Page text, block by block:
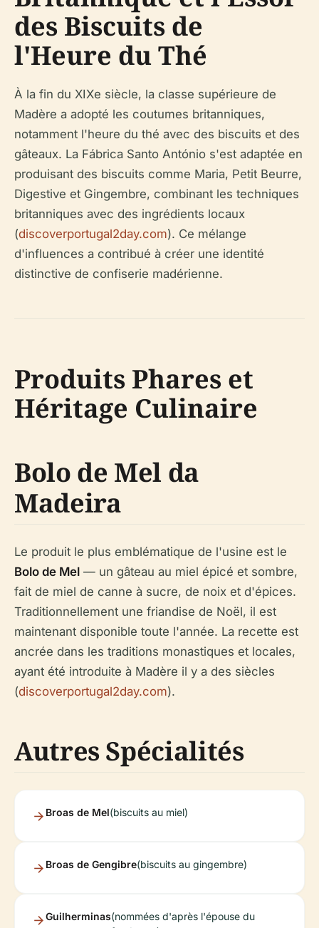
des Biscuits de
l'Heure du Thé
À la fin du XIXe siècle, la classe supérieure de
Madère a adopté les coutumes britanniques,
notamment l'heure du thé avec des biscuits et des
gâteaux. La Fábrica Santo António s'est adaptée en
produisant des biscuits comme Maria, Petit Beurre,
Digestive et Gingembre, combinant les techniques
britanniques avec des ingrédients locaux
(discoverportugal2day.com). Ce mélange
d'influences a contribué à créer une identité
distinctive de confiserie madérienne.
Produits Phares et
Héritage Culinaire
Bolo de Mel da
Madeira
Le produit le plus emblématique de l'usine est le
Bolo de Mel — un gâteau au miel épicé et sombre,
fait de miel de canne à sucre, de noix et d'épices.
Traditionnellement une friandise de Noël, il est
maintenant disponible toute l'année. La recette est
ancrée dans les traditions monastiques et locales,
ayant été introduite à Madère il y a des siècles
(discoverportugal2day.com).
Autres Spécialités
Broas de Mel(biscuits au miel)
Broas de Gengibre(biscuits au gingembre)
Guilherminas(nommées d'après l'épouse du